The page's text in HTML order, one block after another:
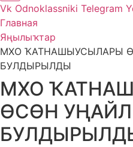
Vk Odnoklassniki Telegram
Главная
Яңылыҡтар
МХО ҠАТНАШЫУСЫЛАРЫ
БУЛДЫРЫЛДЫ
МХО
ӨСӨН